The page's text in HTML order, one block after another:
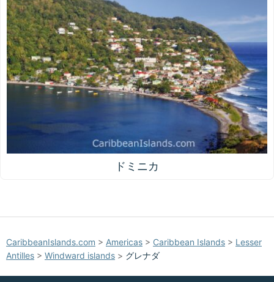
ドミニカ
CaribbeanIslands.com > Americas > Caribbean Islands > Lesser
Antilles > Windward islands > グレナダ